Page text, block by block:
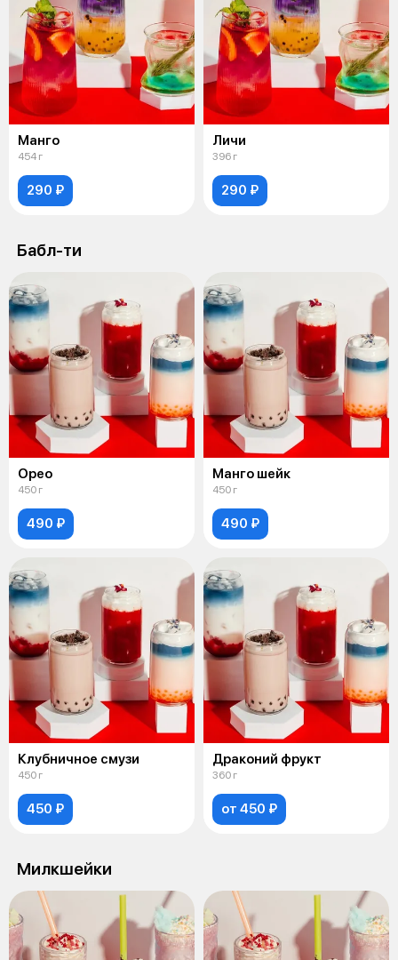
Манго
454 г
290 ₽
Личи
396 г
290 ₽
Бабл-ти
Орео
450 г
490 ₽
Манго шейк
450 г
490 ₽
Клубничное смузи
450 г
450 ₽
Драконий фрукт
360 г
от 450 ₽
Милкшейки